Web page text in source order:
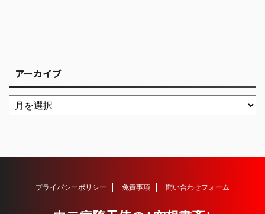
アーカイブ
プライバシーポリシー 免責事項 問い合わせフォーム